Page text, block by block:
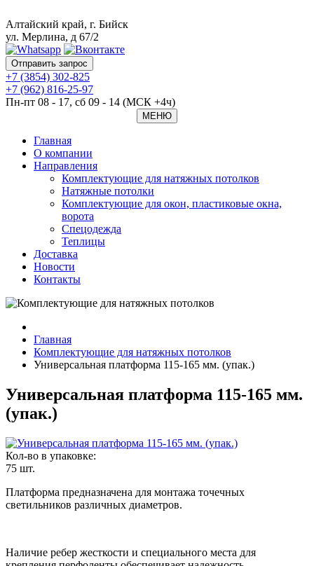
Алтайский край, г. Бийск
ул. Мерлина, д 67/2
Отправить запрос
+7 (3854) 302-825
+7 (962) 816-25-97
Пн-пт 08 - 17, сб 09 - 14 (МСК +4ч)
МЕНЮ
Главная
O компании
Направления
Комплектующие для натяжных потолков
Натяжные потолки
Комплектующие для окон, пластиковые окна,
ворота
Спецодежда
Теплицы
Доставка
Новости
Контакты
Главная
Комплектующие для натяжных потолков
Универсальная платформа 115-165 мм. (упак.)
Универсальная платформа 115-165 мм.
(упак.)
Кол-во в упаковке:
75 шт.
Платформа предназначена для монтажа точечных
светильников различных диаметров.
Наличие ребер жесткости и специального места для